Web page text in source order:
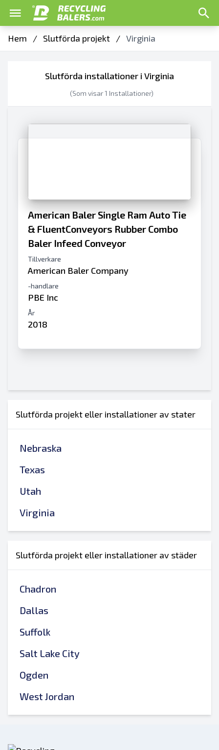
Hem / Slutförda projekt / Virginia
Slutförda installationer i Virginia
(Som visar1 Installationer)
American Baler Single Ram Auto Tie
& FluentConveyors Rubber Combo
Baler Infeed Conveyor
Tillverkare
American Baler Company
-handlare
PBE Inc
År
2018
Slutförda projekt eller installationer av stater
Nebraska
Texas
Utah
Virginia
Slutförda projekt eller installationer av städer
Chadron
Dallas
Suffolk
Salt Lake City
Ogden
West Jordan